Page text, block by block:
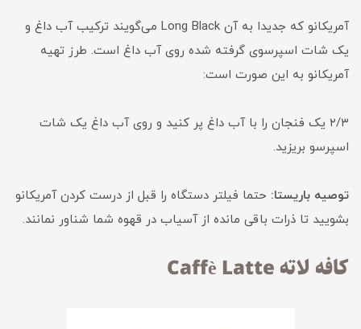
آمریکانو که جدیدا به آن Long Black می‌گویند ترکیب آب داغ و
یک شات اسپرسوی گرفته شده روی آب داغ است. طرز تهیه
آمریکانو به این صورت است:
۲/۳ یک فنجان را با آب داغ پر کنید و روی آب داغ یک شات
اسپرسو بریزید.
توصیه باریستا: حتما فیلتر دستگاه را قبل از درست کردن آمریکانو
بشویید تا ذرات باقی مانده از آسیاب در قهوه شما شناور نمانند.
کافه لاته Caffè Latte